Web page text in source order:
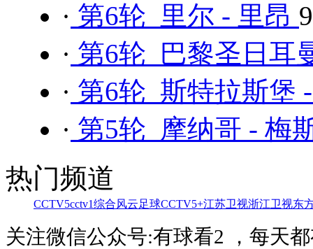
· 第6轮 里尔 - 里昂
· 第6轮 巴黎圣日耳
· 第6轮 斯特拉斯堡
· 第5轮 摩纳哥 - 梅
热门频道
CCTV5cctv1综合风云足球CCTV5+江苏卫视浙江卫视东
关注微信公众号:有球看2 ，每天